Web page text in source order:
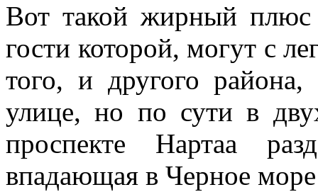
Вот такой жирный плюс
гости которой, могут с
того, и другого
улице, но по сути в
проспекте Нартаа
впадающая в Черное